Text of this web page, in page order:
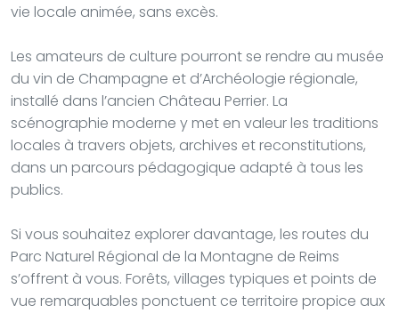
vie locale animée, sans excès.
Les amateurs de culture pourront se rendre au musée
du vin de Champagne et d’Archéologie régionale,
installé dans l’ancien Château Perrier. La
scénographie moderne y met en valeur les traditions
locales à travers objets, archives et reconstitutions,
dans un parcours pédagogique adapté à tous les
publics.
Si vous souhaitez explorer davantage, les routes du
Parc Naturel Régional de la Montagne de Reims
s’offrent à vous. Forêts, villages typiques et points de
vue remarquables ponctuent ce territoire propice aux